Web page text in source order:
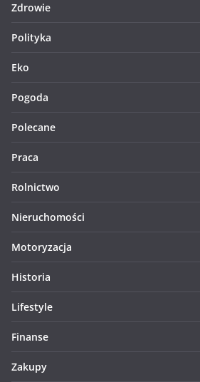
Zdrowie
Polityka
Eko
Pogoda
Polecane
Praca
Rolnictwo
Nieruchomości
Motoryzacja
Historia
Lifestyle
Finanse
Zakupy